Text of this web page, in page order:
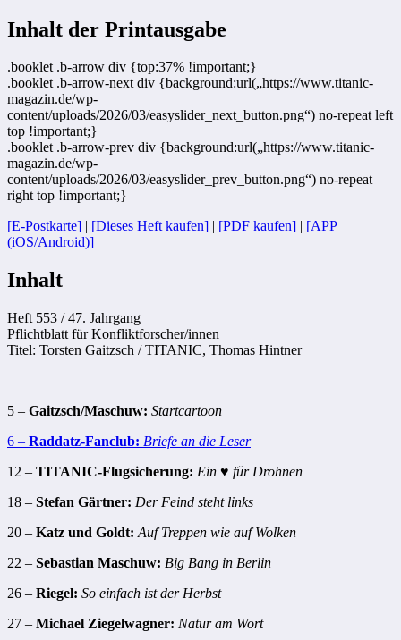
Inhalt der Printausgabe
.booklet .b-arrow div {top:37% !important;}
.booklet .b-arrow-next div {background:url(„https://www.titanic-
magazin.de/wp-
content/uploads/2026/03/easyslider_next_button.png“) no-repeat left
top !important;}
.booklet .b-arrow-prev div {background:url(„https://www.titanic-
magazin.de/wp-
content/uploads/2026/03/easyslider_prev_button.png“) no-repeat
right top !important;}
[E-Postkarte] | [Dieses Heft kaufen] | [PDF kaufen] | [APP
(iOS/Android)]
Inhalt
Heft 553 / 47. Jahrgang
Pflichtblatt für Konfliktforscher/innen
Titel: Torsten Gaitzsch / TITANIC, Thomas Hintner
5 – Gaitzsch/Maschuw: Startcartoon
6 – Raddatz-Fanclub: Briefe an die Leser
12 – TITANIC-Flugsicherung: Ein ♥ für Drohnen
18 – Stefan Gärtner: Der Feind steht links
20 – Katz und Goldt: Auf Treppen wie auf Wolken
22 – Sebastian Maschuw: Big Bang in Berlin
26 – Riegel: So einfach ist der Herbst
27 – Michael Ziegelwagner: Natur am Wort